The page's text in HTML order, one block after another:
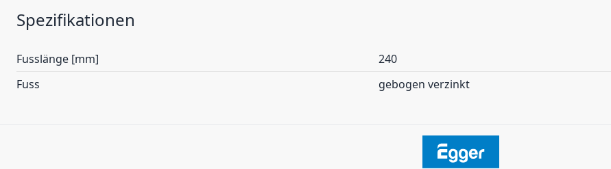
Spezifikationen
Fusslänge [mm]
240
Fuss
gebogen verzinkt